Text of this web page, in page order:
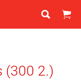
 
(300 2.)